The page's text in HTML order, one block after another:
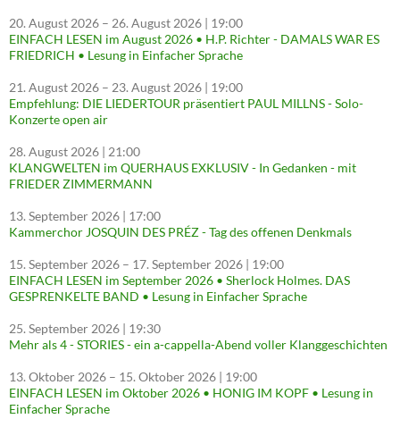
20. August 2026 – 26. August 2026 | 19:00
EINFACH LESEN im August 2026 • H.P. Richter - DAMALS WAR ES
FRIEDRICH • Lesung in Einfacher Sprache
21. August 2026 – 23. August 2026 | 19:00
Empfehlung: DIE LIEDERTOUR präsentiert PAUL MILLNS - Solo-
Konzerte open air
28. August 2026 | 21:00
KLANGWELTEN im QUERHAUS EXKLUSIV - In Gedanken - mit
FRIEDER ZIMMERMANN
13. September 2026 | 17:00
Kammerchor JOSQUIN DES PRÉZ - Tag des offenen Denkmals
15. September 2026 – 17. September 2026 | 19:00
EINFACH LESEN im September 2026 • Sherlock Holmes. DAS
GESPRENKELTE BAND • Lesung in Einfacher Sprache
25. September 2026 | 19:30
Mehr als 4 - STORIES - ein a-cappella-Abend voller Klanggeschichten
13. Oktober 2026 – 15. Oktober 2026 | 19:00
EINFACH LESEN im Oktober 2026 • HONIG IM KOPF • Lesung in
Einfacher Sprache